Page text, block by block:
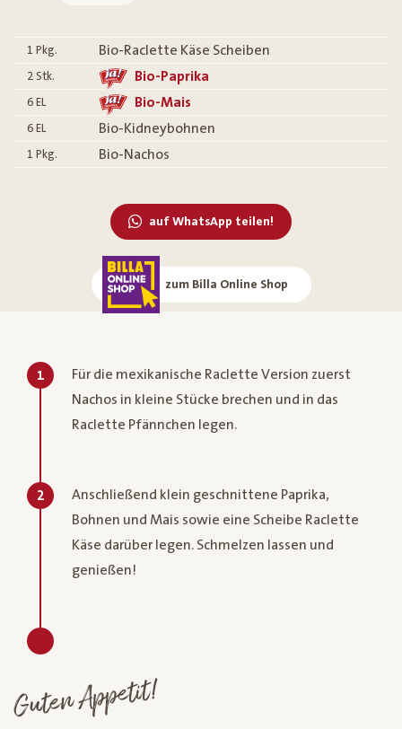
1 Pkg. Bio-Raclette Käse Scheiben
2 Stk. Bio-Paprika
6 EL Bio-Mais
6 EL Bio-Kidneybohnen
1 Pkg. Bio-Nachos
auf WhatsApp teilen!
zum Billa Online Shop
1
Für die mexikanische Raclette Version zuerst
Nachos in kleine Stücke brechen und in das
Raclette Pfännchen legen.
2
Anschließend klein geschnittene Paprika,
Bohnen und Mais sowie eine Scheibe Raclette
Käse darüber legen. Schmelzen lassen und
genießen!
Guten Appetit!